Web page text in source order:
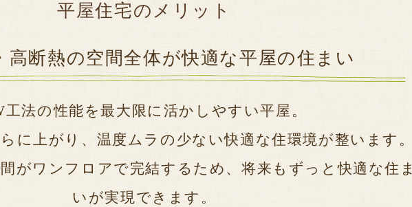
平屋住宅のメリット
高断熱の空間全体が快適な平屋の住まい
工法の性能を最大限に活かしやすい平屋。
に上がり、温度ムラの少ない快適な住環境が整います。
がワンフロアで完結するため、将来もずっと快適な住ま
いが実現できます。